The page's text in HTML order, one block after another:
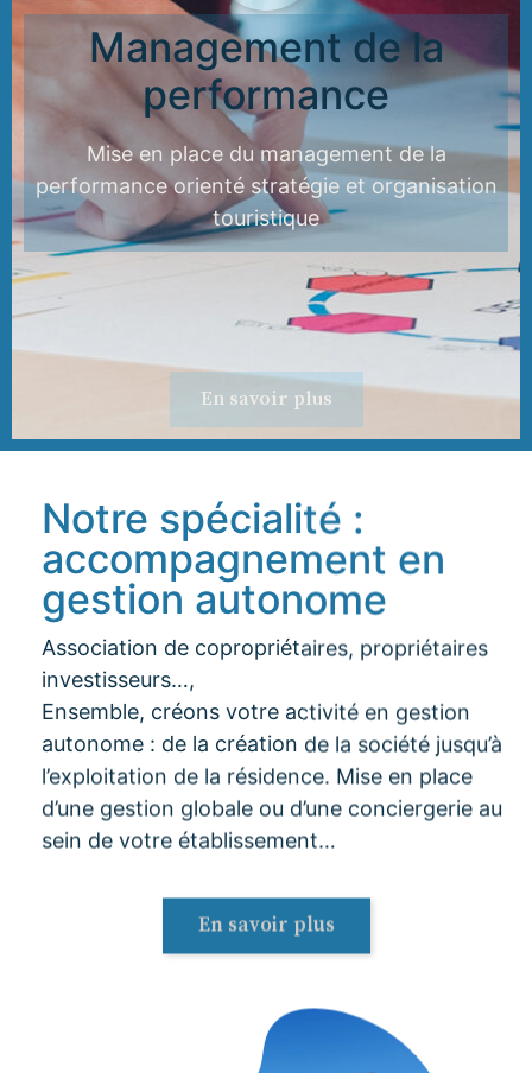
Management de la
performance
Mise en place du management de la
performance orienté stratégie et organisation
touristique
En savoir plus
Notre spécialité :
accompagnement en
gestion autonome
Association de copropriétaires, propriétaires
investisseurs…,
Ensemble, créons votre activité en gestion
autonome : de la création de la société jusqu’à
l’exploitation de la résidence. Mise en place
d’une gestion globale ou d’une conciergerie au
sein de votre établissement…
En savoir plus